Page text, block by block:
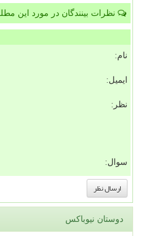
نظرات بینندگان در مورد این
نام:
ایمیل:
نظر:
سوال:
دوستان نیوباکس